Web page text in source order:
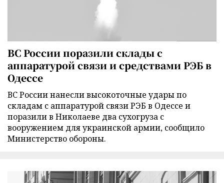
ВС России поразили склады с
аппаратурой связи и средствами РЭБ в
Одессе
ВС России нанесли высокоточные удары по
складам с аппаратурой связи РЭБ в Одессе и
поразили в Николаеве два сухогруза с
вооружением для украинской армии, сообщило
Министерство обороны.